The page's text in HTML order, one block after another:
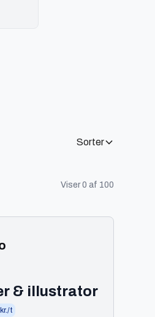
Sorter
Viser0af 100
& illustrator
t